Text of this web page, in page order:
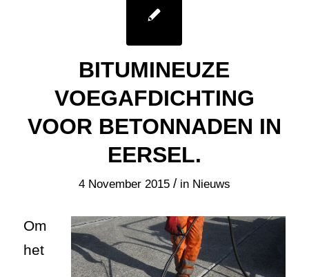
BITUMINEUZE
VOEGAFDICHTING
VOOR BETONNADEN IN
EERSEL.
4 November 2015 / in Nieuws
Om
het